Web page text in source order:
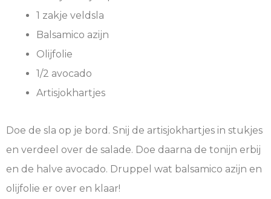
1 zakje veldsla
Balsamico azijn
Olijfolie
1/2 avocado
Artisjokhartjes
Doe de sla op je bord. Snij de artisjokhartjes in stukjes
en verdeel over de salade. Doe daarna de tonijn erbij
en de halve avocado. Druppel wat balsamico azijn en
olijfolie er over en klaar!